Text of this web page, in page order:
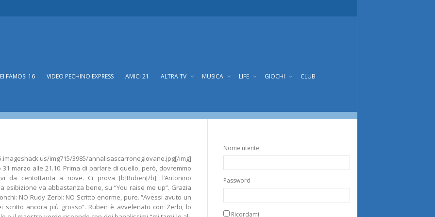
FAMOSI 16 VIDEO PECHINO EXPRESS AMICI 21 ALTRA TV MUSICA LIFE GIOCHI CLUB
img715/3985/annalisascarronegiovane.jpg[/img]
marzo alle 21.10. Prima di parlare di quello, però, dovremmo
da centottanta a nove. Ci prova [b]Ruben[/b], l’Antonino
esibizione va abbastanza bene, su “You raise me up”. Grazia
NO Rudy Zerbi: NO Scritto enorme, pure. “Avessi avuto un
scritto ancora più grosso”. Ruben è avvelenato con Zerbi, lo
Nome utente
Password
Ricordami